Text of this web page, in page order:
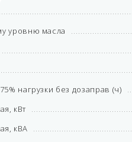
уровню масла
нагрузки без дозаправ (ч)
кВт
кВА